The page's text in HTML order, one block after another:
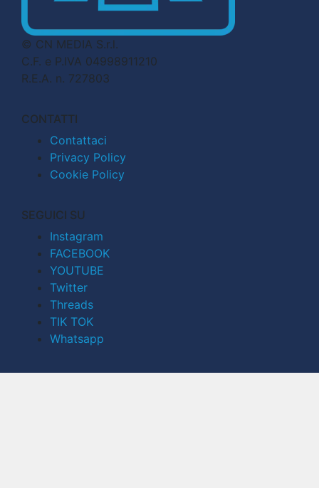
© CN MEDIA S.r.l.
C.F. e P.IVA 04998911210
R.E.A. n. 727803
CONTATTI
Contattaci
Privacy Policy
Cookie Policy
SEGUICI SU
Instagram
FACEBOOK
YOUTUBE
Twitter
Threads
TIK TOK
Whatsapp